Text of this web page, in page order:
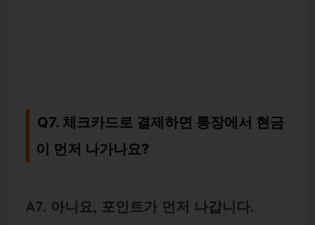
Q7. 체크카드로 결제하면 통장에서 현금
이 먼저 나가나요?
A7. 아니요, 포인트가 먼저 나갑니다.